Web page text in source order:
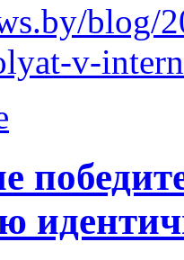
blog/
v-